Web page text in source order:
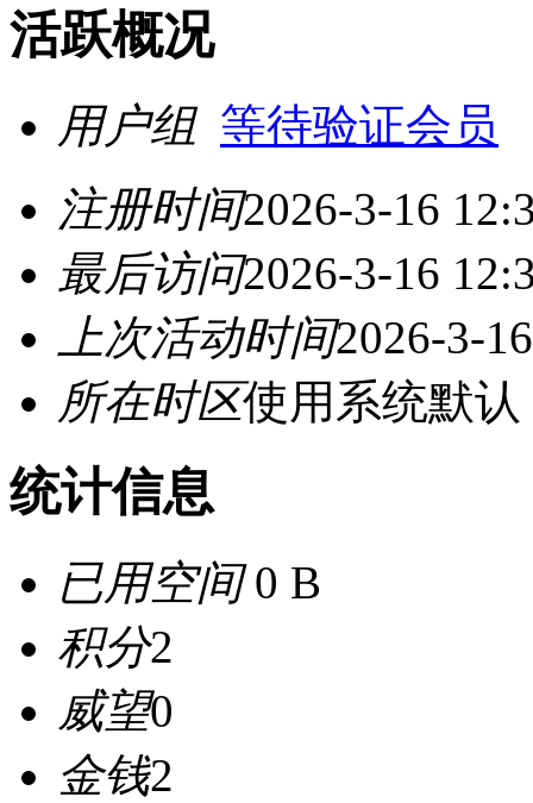
活跃概况
用户组 等待验证会员
注册时间2026-3-16
最后访问2026-3-16
上次活动时间2026-3-
所在时区使用系统默认
统计信息
已用空间0 B
积分2
威望0
金钱2